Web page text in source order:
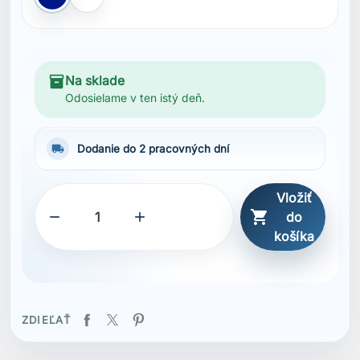
Popis
Vlastnosti
Kapucňa podšitá dresovou tkaninou
Nastaviteľná kapucňa so šnúrkou
Predné klokanie vrecko